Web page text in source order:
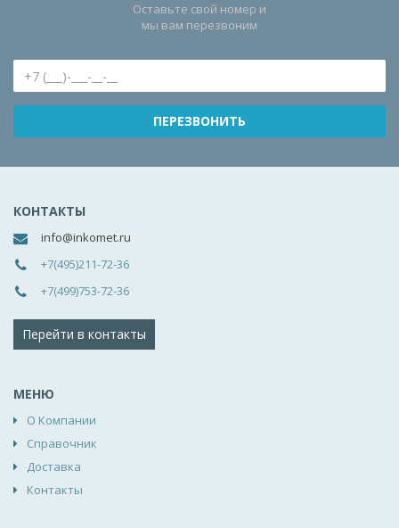
Оставьте свой номер и
мы вам перезвоним
КОНТАКТЫ
info@inkomet.ru
+7(495)211-72-36
+7(499)753-72-36
Перейти в контакты
МЕНЮ
О Компании
Справочник
Доставка
Контакты